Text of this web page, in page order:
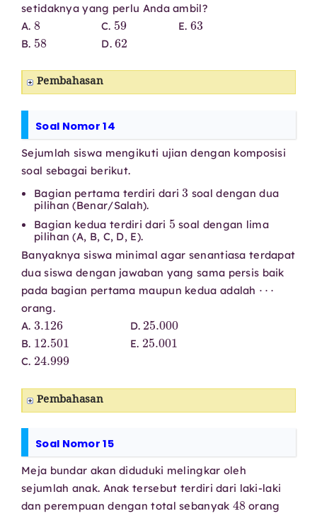
setidaknya yang perlu Anda ambil?
A.
8
C.
59
E.
63
B.
58
D.
62
Pembahasan
Soal Nomor 14
Sejumlah siswa mengikuti ujian dengan komposisi
soal sebagai berikut.
Bagian pertama terdiri dari
3
soal dengan dua
pilihan (Benar/Salah).
Bagian kedua terdiri dari
5
soal dengan lima
pilihan (A, B, C, D, E).
Banyaknya siswa minimal agar senantiasa terdapat
dua siswa dengan jawaban yang sama persis baik
pada bagian pertama maupun kedua adalah
⋯
orang.
A.
3.126
D.
25.000
B.
12.501
E.
25.001
C.
24.999
Pembahasan
Soal Nomor 15
Meja bundar akan diduduki melingkar oleh
sejumlah anak. Anak tersebut terdiri dari laki-laki
dan perempuan dengan total sebanyak
48
orang